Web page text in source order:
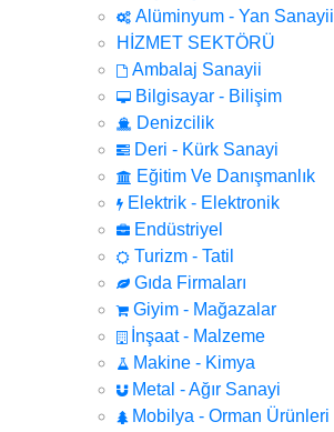
Alüminyum - Yan Sanayii
HİZMET SEKTÖRÜ
Ambalaj Sanayii
Bilgisayar - Bilişim
Denizcilik
Deri - Kürk Sanayi
Eğitim Ve Danışmanlık
Elektrik - Elektronik
Endüstriyel
Turizm - Tatil
Gıda Firmaları
Giyim - Mağazalar
İnşaat - Malzeme
Makine - Kimya
Metal - Ağır Sanayi
Mobilya - Orman Ürünleri